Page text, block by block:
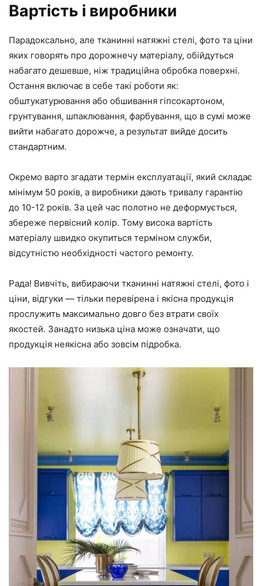
Вартість і виробники
Парадоксально, але тканинні натяжні стелі, фото та ціни
яких говорять про дорожнечу матеріалу, обійдуться
набагато дешевше, ніж традиційна обробка поверхні.
Остання включає в себе такі роботи як:
обштукатурювання або обшивання гіпсокартоном,
грунтування, шпаклювання, фарбування, що в сумі може
вийти набагато дорожче, а результат вийде досить
стандартним.
Окремо варто згадати термін експлуатації, який складає
мінімум 50 років, а виробники дають тривалу гарантію
до 10-12 років. За цей час полотно не деформується,
збереже первісний колір. Тому висока вартість
матеріалу швидко окупиться терміном служби,
відсутністю необхідності частого ремонту.
Рада! Вивчіть, вибираючи тканинні натяжні стелі, фото і
ціни, відгуки — тільки перевірена і якісна продукція
прослужить максимально довго без втрати своїх
якостей. Занадто низька ціна може означати, що
продукція неякісна або зовсім підробка.